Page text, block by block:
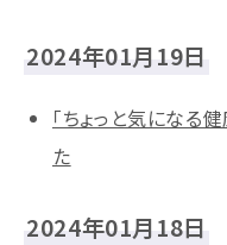
2024年01月19日
「ちょっと気になる
た
2024年01月18日